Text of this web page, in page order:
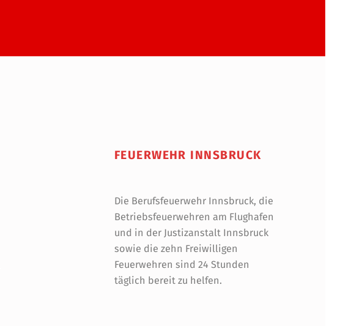
FEUERWEHR INNSBRUCK
Die Berufsfeuerwehr Innsbruck, die
Betriebsfeuerwehren am Flughafen
und in der Justizanstalt Innsbruck
sowie die zehn Freiwilligen
Feuerwehren sind 24 Stunden
täglich bereit zu helfen.